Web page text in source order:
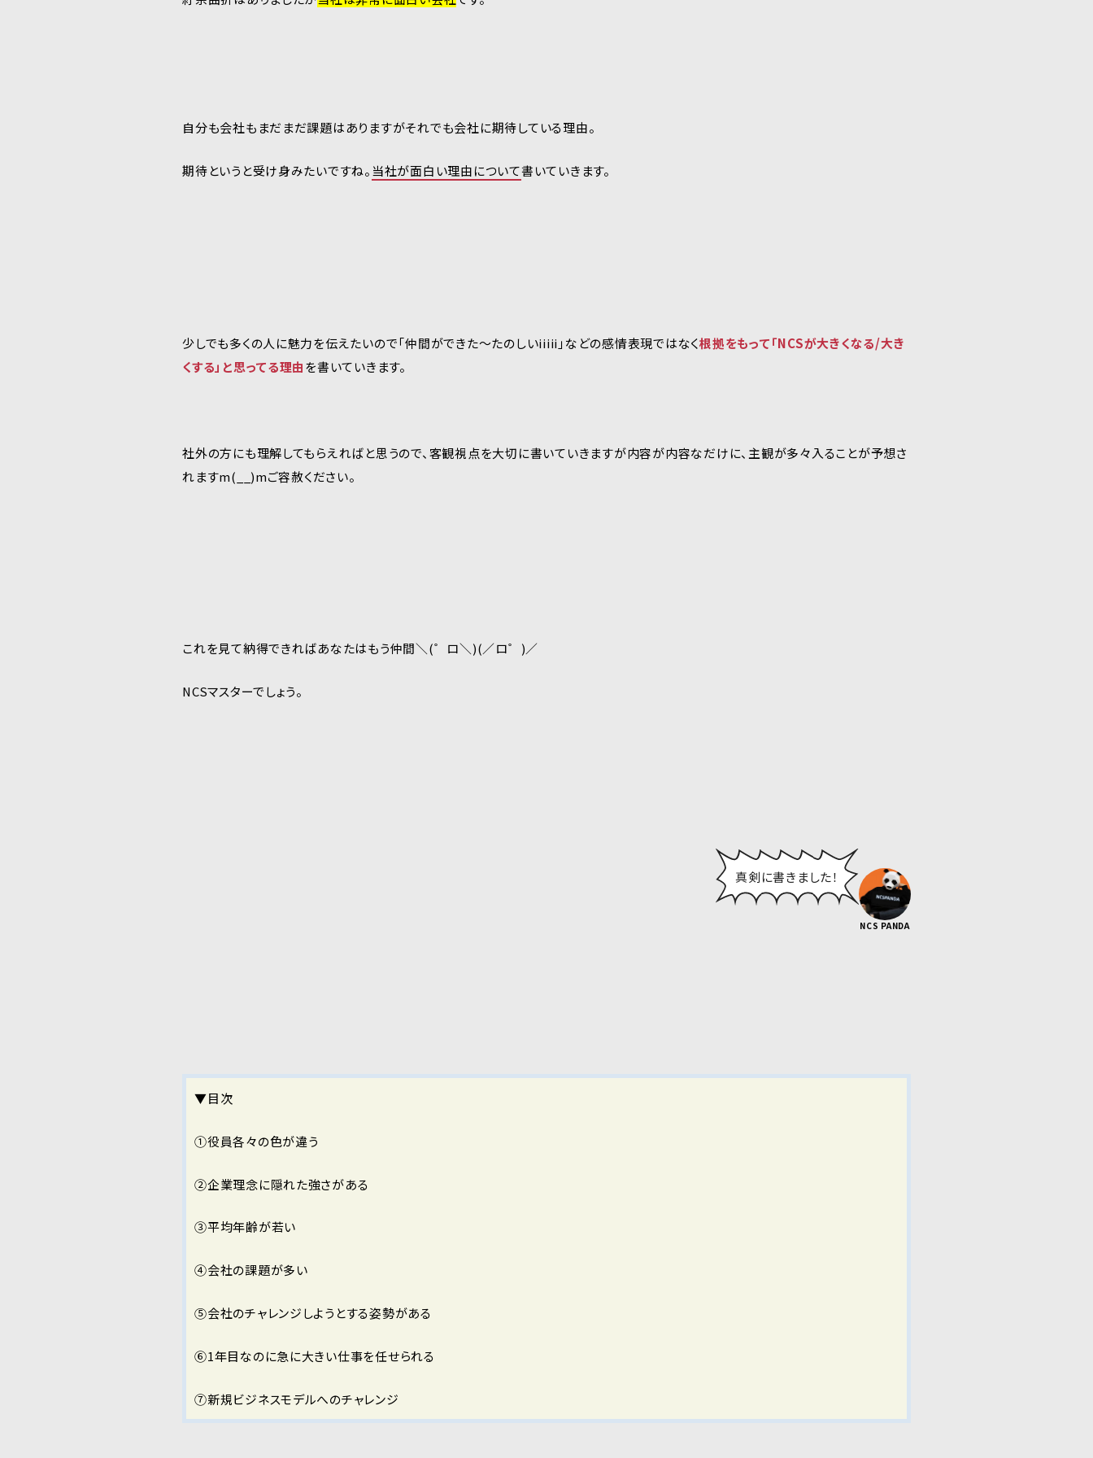
自分も会社もまだまだ課題はありますがそれでも会社に期待している理由。
期待というと受け身みたいですね。 当社が面白い理由について書いていきます。
少しでも多くの人に魅力を伝えたいので「仲間ができた～たのしいiiiii」などの感情表現ではなく根拠をもって「NCSが大きくなる/大き
くする」と思ってる理由を書いていきます。
社外の方にも理解してもらえればと思うので、客観視点を大切に書いていきますが内容が内容なだけに、主観が多々入ることが予想さ
れますm(__)mご容赦ください。
これを見て納得できればあなたはもう仲間＼(゜ロ＼)(／ロ゜)／
NCSマスターでしょう。
真剣に書きました！
NCS PANDA
▼目次
①役員各々の色が違う
②企業理念に隠れた強さがある
③平均年齢が若い
④会社の課題が多い
⑤会社のチャレンジしようとする姿勢がある
⑥1年目なのに急に大きい仕事を任せられる
⑦新規ビジネスモデルへのチャレンジ